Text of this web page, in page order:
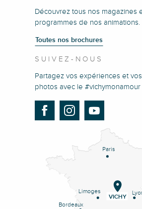
Découvrez tous nos magazines
programmes de nos animations.
Toutes nos brochures
SUIVEZ-NOUS
Partagez vos expériences et
photos avec le #vichymonamour
Paris
Limoges
Bordeaux
VICHY